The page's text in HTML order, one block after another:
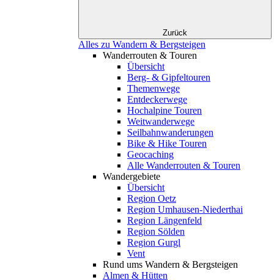
Zurück
Alles zu Wandern & Bergsteigen
Wanderrouten & Touren
Übersicht
Berg- & Gipfeltouren
Themenwege
Entdeckerwege
Hochalpine Touren
Weitwanderwege
Seilbahnwanderungen
Bike & Hike Touren
Geocaching
Alle Wanderrouten & Touren
Wandergebiete
Übersicht
Region Oetz
Region Umhausen-Niederthai
Region Längenfeld
Region Sölden
Region Gurgl
Vent
Rund ums Wandern & Bergsteigen
Almen & Hütten